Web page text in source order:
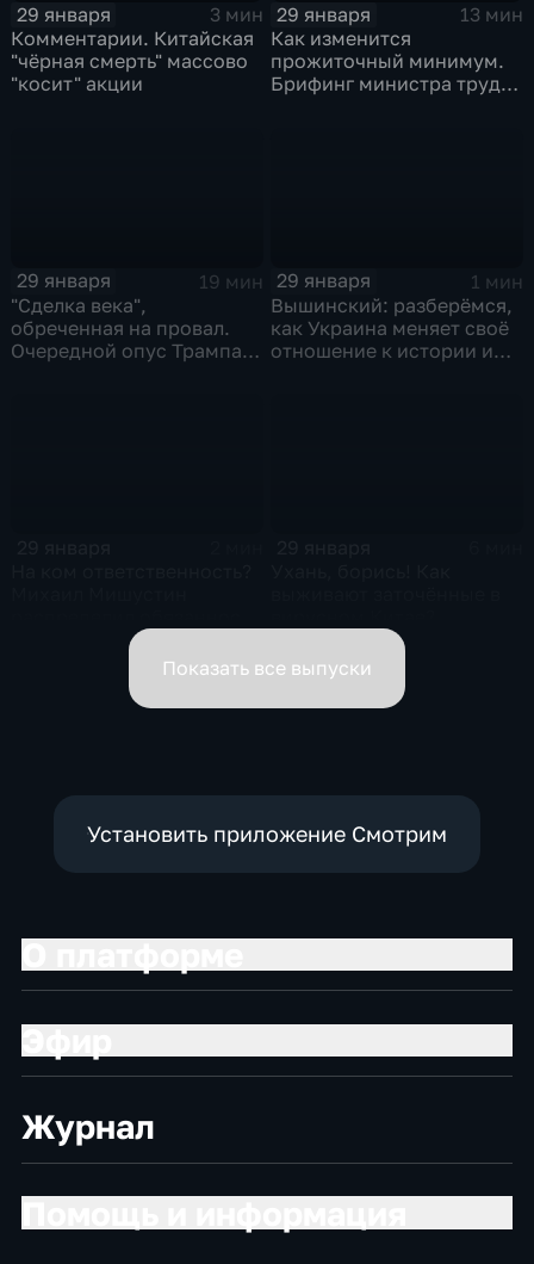
29 января
3 мин
Комментарии. Китайская
"чёрная смерть" массово
"косит" акции
29 января
13 мин
Как изменится
прожиточный минимум.
Брифинг министра труда
29 января
19 мин
"Сделка века",
обреченная на провал.
Очередной опус Трампа.
29 января
1 мин
Вышинский: разберёмся,
как Украина меняет своё
отношение к истории и
вице-премьеров
Показать все выпуски
Установить приложение Смотрим
Журнал